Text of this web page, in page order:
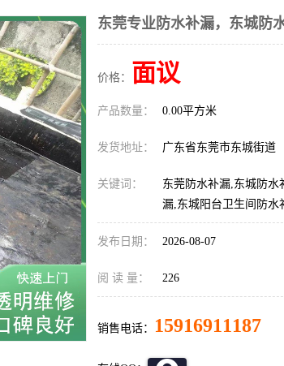
东莞专业防水补漏，东城防
价格： 面议
产品数量： 0.00平方米
发货地址： 广东省东莞市东城街道
关键词：
东莞防水补漏,东城防
漏,东城阳台卫生间防水
发布日期： 2026-08-07
阅 读 量： 226
销售电话： 15916911187